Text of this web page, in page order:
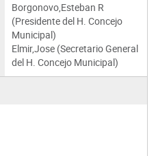
Borgonovo,Esteban R
(Presidente del H. Concejo
Municipal)
Elmir,Jose (Secretario General
del H. Concejo Municipal)